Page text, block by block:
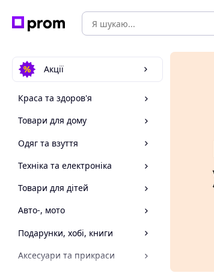
Акції
Краса та здоров'я
Товари для дому
Одяг та взуття
Техніка та електроніка
Товари для дітей
Авто-, мото
Подарунки, хобі, книги
Аксесуари та прикраси